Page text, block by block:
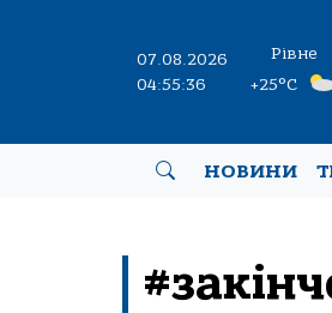
07.08.2026
04:55:36
Рівне
+25°C
НОВИНИ